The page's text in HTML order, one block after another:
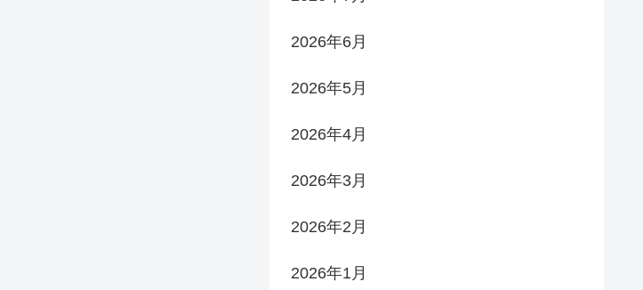
2026年6月
2026年5月
2026年4月
2026年3月
2026年2月
2026年1月